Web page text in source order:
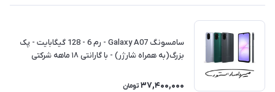
سامسونگ Galaxy A07 - رم 6 - 128 گیگابایت - پک
بزرگ(به همراه شارژر) - با گارانتی ۱۸ ماهه شرکتی
37,400,000 تومان